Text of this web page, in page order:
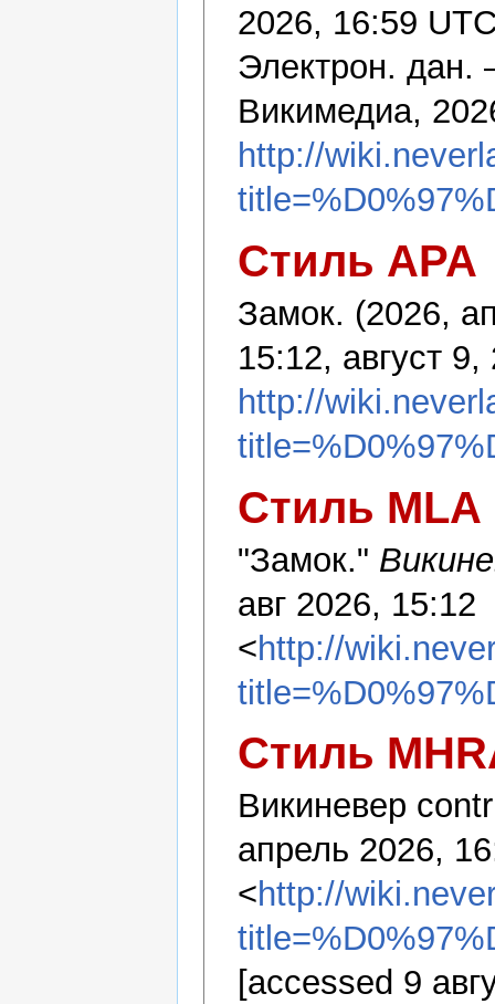
2026, 16:59
Электрон.
Викимедиа,
http://
Стиль APA
Замок. (2026,
15:12, август
http://
Стиль MLA
"Замок."
авг 2026, 15:12
<http://
Стиль
Викиневер
апрель 2026,
<http://
[accessed 9